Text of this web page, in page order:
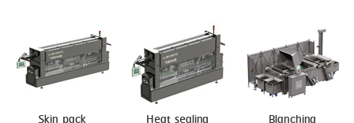
FRYING
GERNAL